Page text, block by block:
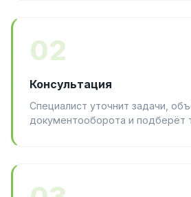
02
Консультация
Специалист уточнит задачи,
документооборота и подберёт